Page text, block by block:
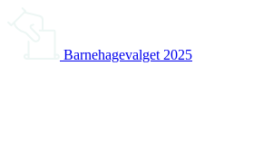
Barnehagevalget 2025